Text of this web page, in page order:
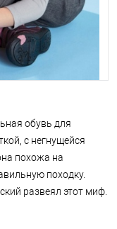
обувь для
с негнущейся
похожа на
походку.
развеял этот миф.